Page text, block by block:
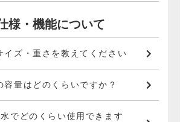
様・機能について
イズ・重さを教えてください
容量はどのくらいですか？
でどのくらい使用できます